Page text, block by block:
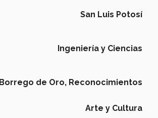
San Luis Potosí
Ingeniería y Ciencias
Borrego de Oro, Reconocimientos
Arte y Cultura